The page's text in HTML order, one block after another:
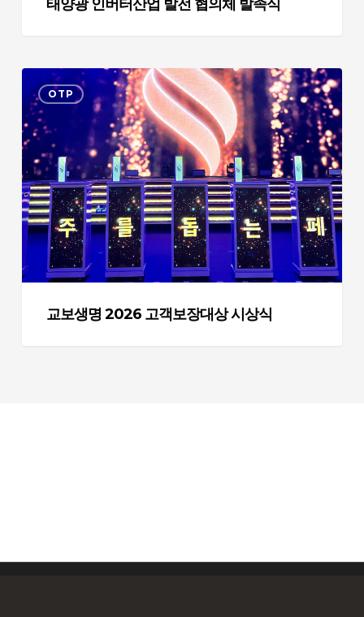
태양광 인버터산업 발전 협의체 발족식
OTP
보
생
명
2026
고
객
보
장
대
교보생명 2026 고객보장대상 시상식